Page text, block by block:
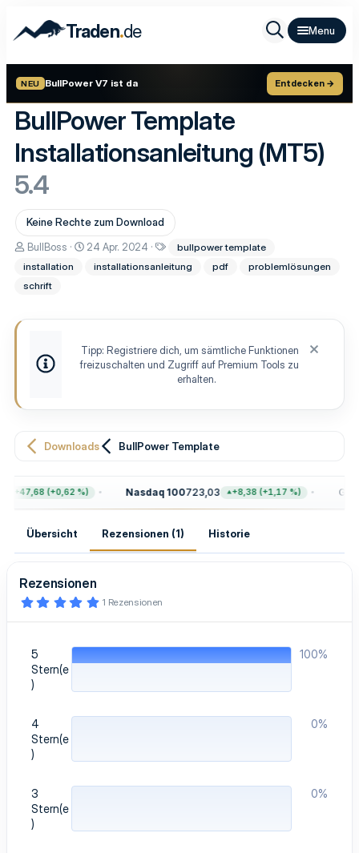
Traden.de
NEU BullPower V7 ist da Entdecken →
BullPower Template
Installationsanleitung (MT5)
5.4
Keine Rechte zum Download
A
t
o
BullBoss
D
r
t
e
n
24 Apr. 2024
h
w
r
t
e
bullpower template
installation
installationsanleitung pdf
problemlösungen
schrift
Tipp: Registriere dich, um sämtliche Funktionen
freizuschalten und Zugriff auf Premium Tools zu
erhalten.
Downloads BullPower Template
+47,68 (+0,62 %) Nasdaq 100723,03 +8,38 (+1,17 %) Gold
Übersicht Rezensionen (1) Historie
Rezensionen
5
0
S
t
n
e
1 Rezensionen
5
Stern(e
)
100%
4
Stern(e
)
0%
3
Stern(e
)
0%